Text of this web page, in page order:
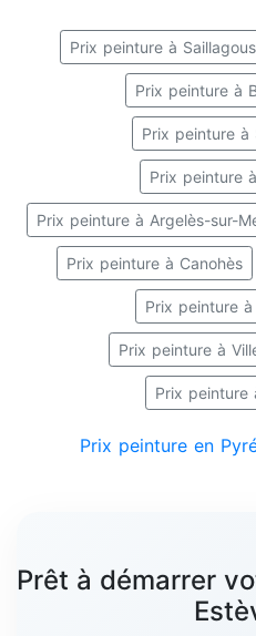
Prix peinture à
Prix peinture à
Prix peinture à
Prix peinture
Prix peinture à Argelès-sur-
Prix peinture à Canohès
Prix peinture
Prix peinture à
Prix peinture
Prix peinture en
Prêt à démarrer